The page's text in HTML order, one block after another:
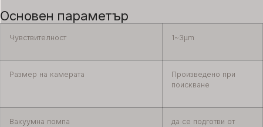
Основен параметър
Чувствителност 1~3μm
Размер на камерата
Произведено при
поискване
Вакуумна помпа
да се подготви от